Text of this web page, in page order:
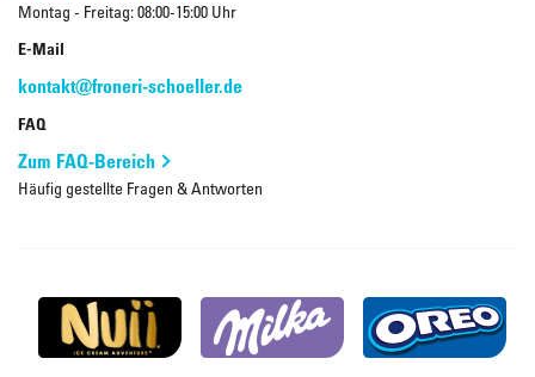
Montag - Freitag: 08:00-15:00 Uhr
E-Mail
kontakt@froneri-schoeller.de
FAQ
Zum FAQ-Bereich
Häufig gestellte Fragen & Antworten